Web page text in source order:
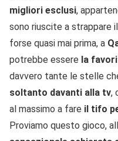
migliori esclusi,
sono riuscite a strappare
forse quasi mai prima, a
potrebbe essere la
davvero tante le stelle
soltanto davanti alla tv,
al massimo a fare il tifo
Proviamo questo gioco,